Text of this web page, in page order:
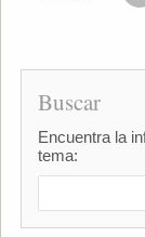
Buscar
Encuentra la
tema: